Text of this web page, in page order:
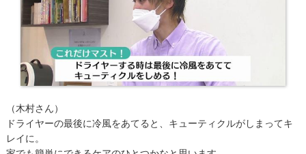
（木村さん）
ドライヤーの最後に冷風をあてると、キューティクルがしまってキ
レイに。